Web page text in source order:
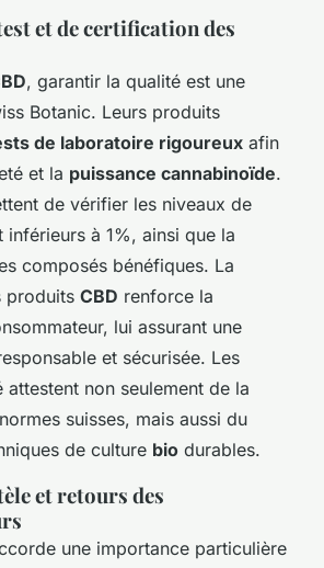
et de certification des
, garantir la qualité est une
Botanic. Leurs produits
de laboratoire rigoureux afin
et la puissance cannabinoïde.
de vérifier les niveaux de
inférieurs à 1%, ainsi que la
composés bénéfiques. La
produits CBD renforce la
lui assurant une
et sécurisée. Les
attestent non seulement de la
suisses, mais aussi du
de culture bio durables.
et retours des
une importance particulière